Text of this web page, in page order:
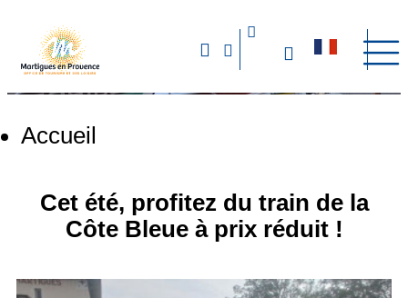
Accueil
Cet été, profitez du train de la
Côte Bleue à prix réduit !